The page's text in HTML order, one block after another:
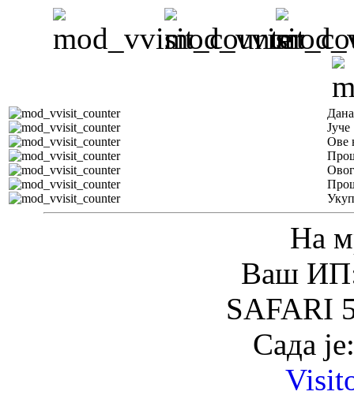
Јуче
Ове
На
Ваш ИП:
SAFARI
Сада